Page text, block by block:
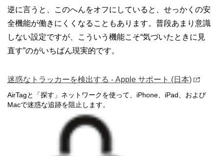
逆に言うと、このへんをオフにしていると、せっかくの安
全機能が働きにくくなることもあります。普段あまり意識
しない設定ですが、こういう機能こそ“気づいたときに見
直す”のがいちばん現実的です。
迷惑なトラッカーを検出する - Apple サポート (日本)
AirTagと「探す」ネットワークを使って、iPhone、iPad、および
Macで迷惑な追跡を阻止します。